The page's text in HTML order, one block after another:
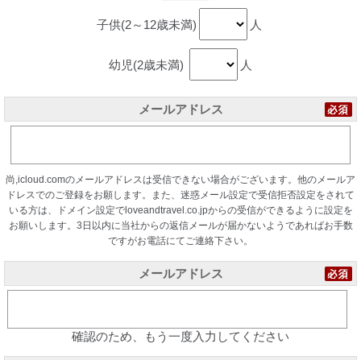
子供(2～12歳未満) 人
幼児(2歳未満) 人
メールアドレス
尚,icloud.comのメールアドレスは受信できない場合がございます。他のメールア
ドレスでのご登録をお願します。また、迷惑メール設定で受信拒否設定をされて
いる方は、ドメイン設定でloveandtravel.co.jpからの受信ができるように設定を
お願いします。3日以内に当社からの返信メールが届かないようであればお手数
ですがお電話にてご連絡下さい。
メールアドレス
確認のため、もう一度入力してください